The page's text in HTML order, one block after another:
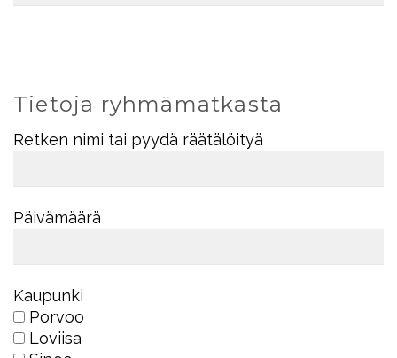
Tietoja ryhmämatkasta
Retken nimi tai pyydä räätälöityä
Päivämäärä
Kaupunki
Porvoo
Loviisa